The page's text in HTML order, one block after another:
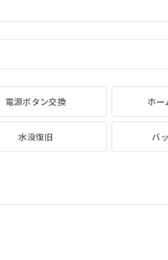
電源ボタン交換 ホー
水没復旧 バ